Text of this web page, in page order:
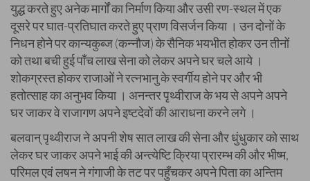
युद्ध करते हुए अनेक मार्गों का निर्माण किया और उसी रण-स्थल में एक
दूसरे पर घात-प्रतिघात करते हुए प्राण विसर्जन किया । उन दोनों के
निधन होने पर कान्यकुब्ज (कन्नौज) के सैनिक भयभीत होकर उन तीनों
को तथा बची हुई पाँच लाख सेना को लेकर अपने घर चले आये ।
शोकग्रस्त होकर राजाओं ने रत्नभानु के स्वर्गीय होने पर और भी
हतोत्साह का अनुभव किया । अनन्तर पृथ्वीराज के भय से अपने अपने
घर जाकर वे राजागण अपने इष्टदेवों की आराधना करने लगे ।
बलवान् पृथ्वीराज ने अपनी शेष सात लाख की सेना और धुंधुकार को साथ
लेकर घर जाकर अपने भाई की अन्त्येष्टि क्रिया प्रारम्भ की और भीष्म,
परिमल एवं लषन ने गंगाजी के तट पर पहुँचकर अपने पिता का अन्तिम